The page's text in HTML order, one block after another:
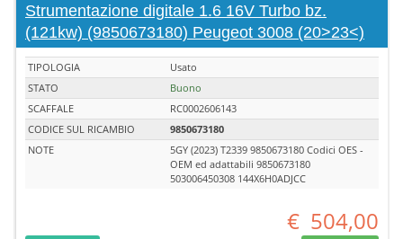
Strumentazione digitale 1.6 16V Turbo bz.
(121kw) (9850673180) Peugeot 3008 (20>23<)
TIPOLOGIA
Usato
STATO
Buono
SCAFFALE
RC0002606143
CODICE SUL RICAMBIO
9850673180
NOTE
5GY (2023) T2339 9850673180 Codici OES -
OEM ed adattabili 9850673180
503006450308 144X6H0ADJCC
€ 504,00